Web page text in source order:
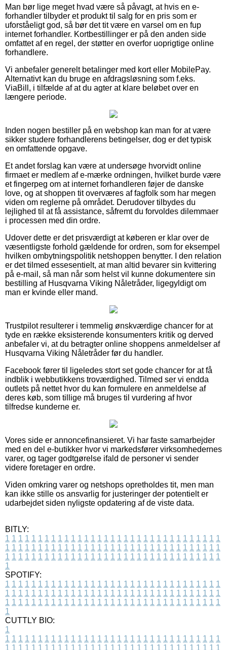
Man bør lige meget hvad være så påvagt, at hvis en e-
forhandler tilbyder et produkt til salg for en pris som er
uforståeligt god, så bør det tit være en varsel om en fup
internet forhandler. Kortbestillinger er på den anden side
omfattet af en regel, der støtter en overfor uoprigtige online
forhandlere.
Vi anbefaler generelt betalinger med kort eller MobilePay.
Alternativt kan du bruge en afdragsløsning som f.eks.
ViaBill, i tilfælde af at du agter at klare beløbet over en
længere periode.
Inden nogen bestiller på en webshop kan man for at være
sikker studere forhandlerens betingelser, dog er det typisk
en omfattende opgave.
Et andet forslag kan være at undersøge hvorvidt online
firmaet er medlem af e-mærke ordningen, hvilket burde være
et fingerpeg om at internet forhandleren føjer de danske
love, og at shoppen tit overværes af fagfolk som har megen
viden om reglerne på området. Derudover tilbydes du
lejlighed til at få assistance, såfremt du forvoldes dilemmaer
i processen med din ordre.
Udover dette er det prisværdigt at køberen er klar over de
væsentligste forhold gældende for ordren, som for eksempel
hvilken ombytningspolitik netshoppen benytter. I den relation
er det tilmed essesentielt, at man altid bevarer sin kvittering
på e-mail, så man når som helst vil kunne dokumentere sin
bestilling af Husqvarna Viking Nåletråder, ligegyldigt om
man er kvinde eller mand.
Trustpilot resulterer i temmelig ønskværdige chancer for at
tyde en række eksisterende konsumenters kritik og derved
anbefaler vi, at du betragter online shoppens anmeldelser af
Husqvarna Viking Nåletråder før du handler.
Facebook fører til ligeledes stort set gode chancer for at få
indblik i webbutikkens troværdighed. Tilmed ser vi endda
outlets på nettet hvor du kan formulere en anmeldelse af
deres køb, som tillige må bruges til vurdering af hvor
tilfredse kunderne er.
Vores side er annoncefinansieret. Vi har faste samarbejder
med en del e-butikker hvor vi markedsfører virksomhedernes
varer, og tager godtgørelse ifald de personer vi sender
videre foretager en ordre.
Viden omkring varer og netshops opretholdes tit, men man
kan ikke stille os ansvarlig for justeringer der potentielt er
udarbejdet siden nyligste opdatering af de viste data.
BITLY:
1 1 1 1 1 1 1 1 1 1 1 1 1 1 1 1 1 1 1 1 1 1 1 1 1 1 1 1 1 1 1 1 1
1 1 1 1 1 1 1 1 1 1 1 1 1 1 1 1 1 1 1 1 1 1 1 1 1 1 1 1 1 1 1 1 1
1 1 1 1 1 1 1 1 1 1 1 1 1 1 1 1 1 1 1 1 1 1 1 1 1 1 1 1 1 1 1 1 1
1
SPOTIFY:
1 1 1 1 1 1 1 1 1 1 1 1 1 1 1 1 1 1 1 1 1 1 1 1 1 1 1 1 1 1 1 1 1
1 1 1 1 1 1 1 1 1 1 1 1 1 1 1 1 1 1 1 1 1 1 1 1 1 1 1 1 1 1 1 1 1
1 1 1 1 1 1 1 1 1 1 1 1 1 1 1 1 1 1 1 1 1 1 1 1 1 1 1 1 1 1 1 1 1
1
CUTTLY BIO:
1
1 1 1 1 1 1 1 1 1 1 1 1 1 1 1 1 1 1 1 1 1 1 1 1 1 1 1 1 1 1 1 1 1
1 1 1 1 1 1 1 1 1 1 1 1 1 1 1 1 1 1 1 1 1 1 1 1 1 1 1 1 1 1 1 1 1